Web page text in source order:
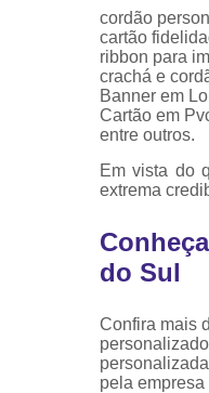
cordão
cartão
ribbon para
crachá e
Banner em
Cartão em
entre outros.
Em vista do
extrema
do Sul
Confira mais
pela